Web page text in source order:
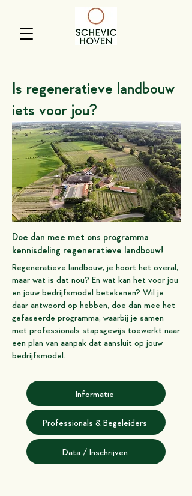
Is regeneratieve landbouw
iets voor jou?
Doe dan mee met ons programma
kennisdeling regeneratieve landbouw!
Regeneratieve landbouw, je hoort het overal,
maar wat is dat nou? En wat kan het voor jou
en jouw bedrijfsmodel betekenen? Wil je
daar antwoord op hebben, doe dan mee het
gefaseerde programma, waarbij je samen
met professionals stapsgewijs toewerkt naar
een plan van aanpak dat aansluit op jouw
bedrijfsmodel.
Informatie
Professionals & Begeleiders
Data / Inschrijven